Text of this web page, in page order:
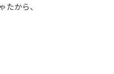
から、